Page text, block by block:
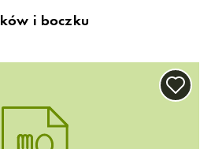
i boczku